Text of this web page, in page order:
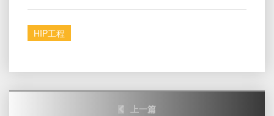
HIP工程
上一篇